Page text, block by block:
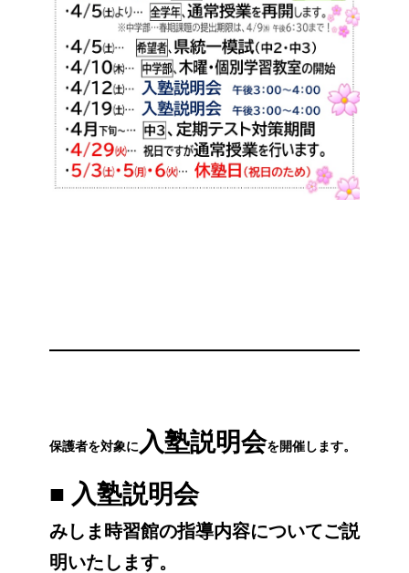
保護者を対象に 入塾説明会を開催します。
■ 入塾説明会
みしま時習館の指導内容についてご説
明いたします。